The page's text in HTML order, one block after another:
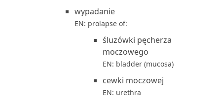
wypadanie
EN: prolapse of:
śluzówki pęcherza
moczowego
EN: bladder (mucosa)
cewki moczowej
EN: urethra